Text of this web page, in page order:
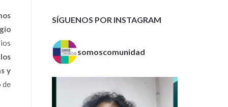
y
de
SÍGUENOS POR INSTAGRAM
somoscomunidad